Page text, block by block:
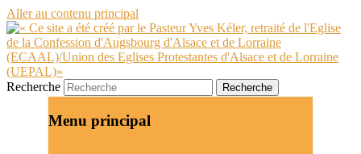
Aller au contenu principal
Recherche
Menu principal